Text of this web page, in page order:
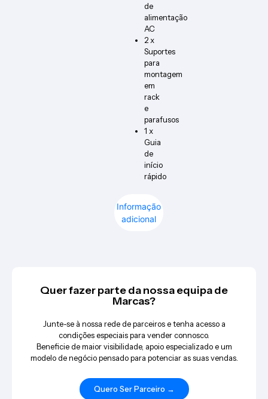
Informação
adicional
de
alimentação
AC
2 x
Suportes
para
montagem
em
rack
e
parafusos
1 x
Guia
de
início
rápido
Quer fazer parte da nossa equipa de
Marcas?
Junte-se à nossa rede de parceiros e tenha acesso a
condições especiais para vender connosco.
Beneficie de maior visibilidade, apoio especializado e um
modelo de negócio pensado para potenciar as suas vendas.
Quero Ser Parceiro →